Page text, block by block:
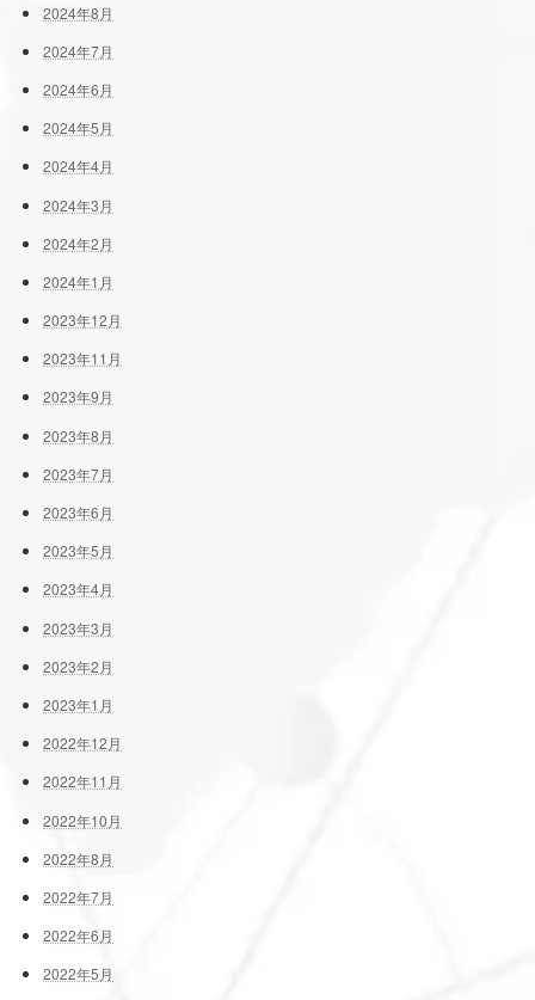
2024年8月
2024年7月
2024年6月
2024年5月
2024年4月
2024年3月
2024年2月
2024年1月
2023年12月
2023年11月
2023年9月
2023年8月
2023年7月
2023年6月
2023年5月
2023年4月
2023年3月
2023年2月
2023年1月
2022年12月
2022年11月
2022年10月
2022年8月
2022年7月
2022年6月
2022年5月